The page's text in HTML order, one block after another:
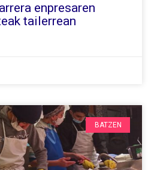
enpresaren
tailerrean
BATZEN